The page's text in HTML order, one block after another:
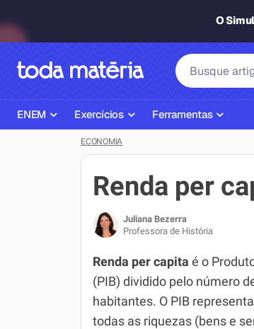
O
ENEM
Página Inicial ENEM
Plano de Estudos
Corretor de Redação
Exercícios ENEM
Simulados ENEM
Exercícios
ENEM
Matemática
História
Biologia
Inglês
Geografia
Ferramentas
Exercícios
Gerador
ECONOMIA
Renda per
Juliana Bezerra
Professora de História
Renda per capita é o
(PIB) dividido pelo número
habitantes. O PIB
todas as riquezas (bens e